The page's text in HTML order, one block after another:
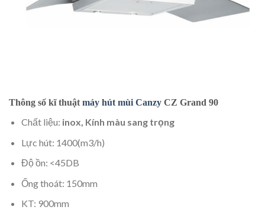
Thông số kĩ thuật máy hút mùi Canzy CZ Grand 90
Chất liệu: inox, Kính màu sang trọng
Lực hút: 1400(m3/h)
Độ ồn: <45DB
Ống thoát: 150mm
KT: 900mm